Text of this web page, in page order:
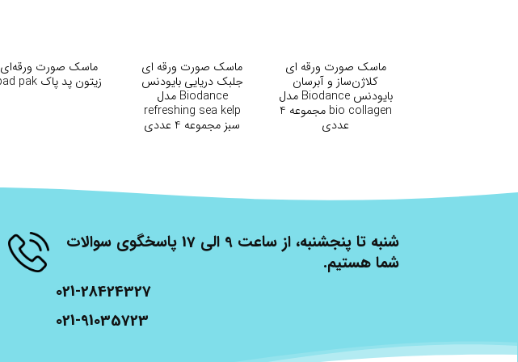
ماسک صورت ورقه ای
کلاژن‌ساز و آبرسان
بایودنس Biodance مدل
bio collagen مجموعه 4
عددی
ماسک صورت ورقه ای
جلبک دریایی بایودنس
Biodance مدل
refreshing sea kelp
سبز مجموعه 4 عددی
ماسک صورت ورقه‌ای
زیتون پد پاک pad pak
شنبه تا پنجشنبه، از ساعت 9 الی 17 پاسخگوی سوالات
شما هستیم.
021-28424327
021-91035723